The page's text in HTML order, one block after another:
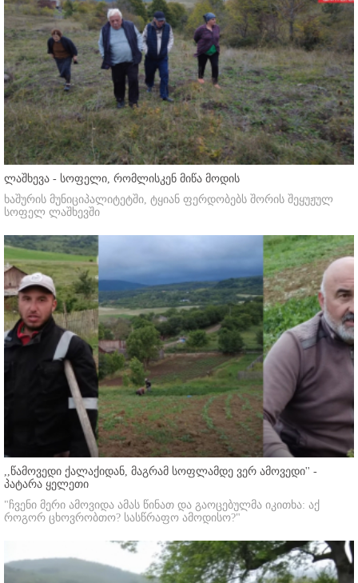
ლაშხევა - სოფელი, რომლისკენ მიწა მოდის
ხაშურის მუნიციპალიტეტში, ტყიან ფერდობებს შორის შეყუჟულ
სოფელ ლაშხევში
,,წამოვედი ქალაქიდან, მაგრამ სოფლამდე ვერ ამოვედი'' -
პატარა ყელეთი
"ჩვენი მერი ამოვიდა ამას წინათ და გაოცებულმა იკითხა: აქ
როგორ ცხოვრობთო? სასწრაფო ამოდისო?"